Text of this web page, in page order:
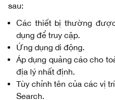
sau:
Các thiết bị thường
dụng để truy cập.
Ứng dụng di động.
Áp dụng quảng cáo cho
địa lý nhất định.
Tùy chỉnh tên của các vị
Search.